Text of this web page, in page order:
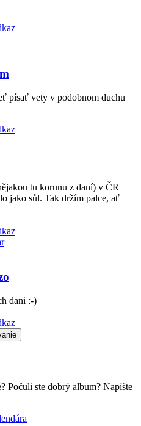
písať vety v podobnom duchu
tu korunu z daní) v ČR
jako sůl. Tak držím palce, ať
dani :-)
Počuli ste dobrý album? Napíšte